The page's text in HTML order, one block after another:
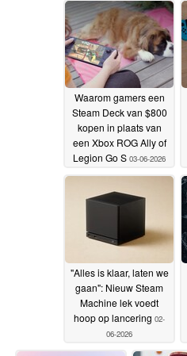
Waarom gamers een
Steam Deck van $800
kopen in plaats van
een Xbox ROG Ally of
Legion Go S 03-06-2026
"Alles is klaar, laten we
gaan": Nieuw Steam
Machine lek voedt
hoop op lancering 02-
06-2026